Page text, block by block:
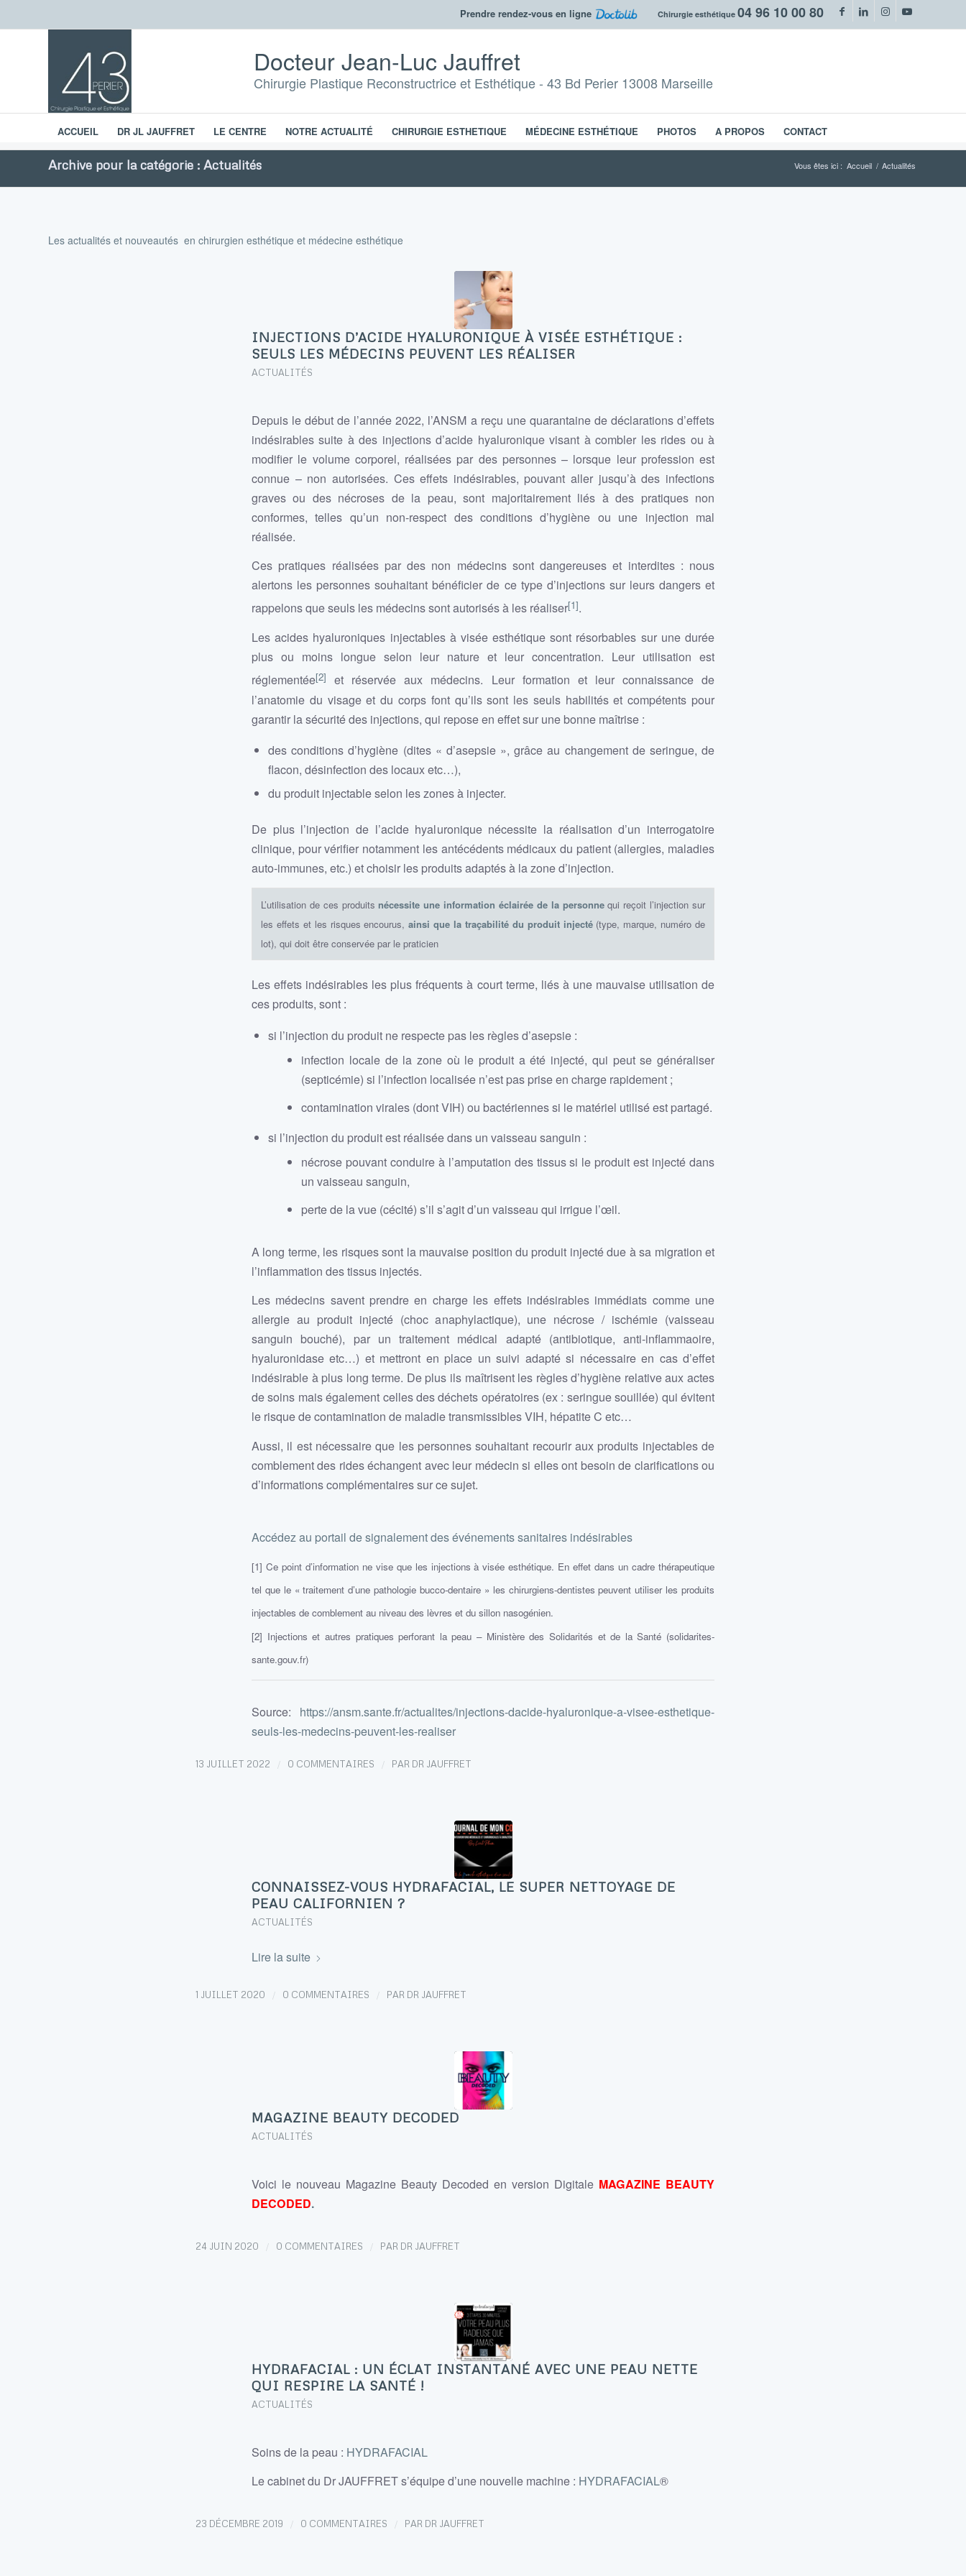
Prendre rendez-vous en ligne Chirurgie esthétique 04 96 10 00 80
Docteur Jean-Luc Jauffret
Chirurgie Plastique Reconstructrice et Esthétique - 43 Bd Perier 13008 Marseille
Chirurgie esthétique
ACCUEIL DR JL JAUFFRET LE CENTRE NOTRE ACTUALITÉ CHIRURGIE ESTHETIQUE MÉDECINE ESTHÉTIQUE PHOTOS A PROPOS CONTACT
Archive pour la catégorie : Actualités Vous êtes ici : Accueil / Actualités
Les actualités et nouveautés en chirurgien esthétique et médecine esthétique
INJECTIONS D’ACIDE HYALURONIQUE À VISÉE ESTHÉTIQUE :
SEULS LES MÉDECINS PEUVENT LES RÉALISER
ACTUALITÉS
Depuis le début de l’année 2022, l’ANSM a reçu une quarantaine de déclarations d’effets
indésirables suite à des injections d’acide hyaluronique visant à combler les rides ou à
modifier le volume corporel, réalisées par des personnes – lorsque leur profession est
connue – non autorisées. Ces effets indésirables, pouvant aller jusqu’à des infections
graves ou des nécroses de la peau, sont majoritairement liés à des pratiques non
conformes, telles qu’un non-respect des conditions d’hygiène ou une injection mal
réalisée.
Ces pratiques réalisées par des non médecins sont dangereuses et interdites : nous
alertons les personnes souhaitant bénéficier de ce type d’injections sur leurs dangers et
rappelons que seuls les médecins sont autorisés à les réaliser[1].
Les acides hyaluroniques injectables à visée esthétique sont résorbables sur une durée
plus ou moins longue selon leur nature et leur concentration. Leur utilisation est
réglementée[2]
et réservée aux médecins. Leur formation et leur connaissance de
l’anatomie du visage et du corps font qu’ils sont les seuls habilités et compétents pour
garantir la sécurité des injections, qui repose en effet sur une bonne maîtrise :
des conditions d’hygiène (dites « d’asepsie », grâce au changement de seringue, de
flacon, désinfection des locaux etc…),
du produit injectable selon les zones à injecter.
De plus l’injection de l’acide hyaluronique nécessite la réalisation d’un interrogatoire
clinique, pour vérifier notamment les antécédents médicaux du patient (allergies, maladies
auto-immunes, etc.) et choisir les produits adaptés à la zone d’injection.
L’utilisation de ces produits nécessite une information éclairée de la personnequi reçoit l’injection sur
les effets et les risques encourus,ainsi que la traçabilité du produit injecté(type, marque, numéro de
lot), qui doit être conservée par le praticien
Les effets indésirables les plus fréquents à court terme, liés à une mauvaise utilisation de
ces produits, sont :
si l’injection du produit ne respecte pas les règles d’asepsie :
infection locale de la zone où le produit a été injecté, qui peut se généraliser
(septicémie) si l’infection localisée n’est pas prise en charge rapidement ;
contamination virales (dont VIH) ou bactériennes si le matériel utilisé est partagé.
si l’injection du produit est réalisée dans un vaisseau sanguin :
nécrose pouvant conduire à l’amputation des tissus si le produit est injecté dans
un vaisseau sanguin,
perte de la vue (cécité) s’il s’agit d’un vaisseau qui irrigue l’œil.
A long terme, les risques sont la mauvaise position du produit injecté due à sa migration et
l’inflammation des tissus injectés.
Les médecins savent prendre en charge les effets indésirables immédiats comme une
allergie au produit injecté (choc anaphylactique), une nécrose / ischémie (vaisseau
sanguin bouché), par un traitement médical adapté (antibiotique, anti-inflammaoire,
hyaluronidase etc…) et mettront en place un suivi adapté si nécessaire en cas d’effet
indésirable à plus long terme. De plus ils maîtrisent les règles d’hygiène relative aux actes
de soins mais également celles des déchets opératoires (ex : seringue souillée) qui évitent
le risque de contamination de maladie transmissibles VIH, hépatite C etc…
Aussi, il est nécessaire que les personnes souhaitant recourir aux produits injectables de
comblement des rides échangent avec leur médecin si elles ont besoin de clarifications ou
d’informations complémentaires sur ce sujet.
Accédez au portail de signalement des événements sanitaires indésirables
[1] Ce point d’information ne vise que les injections à visée esthétique. En effet dans un cadre thérapeutique
tel que le « traitement d’une pathologie bucco-dentaire » les chirurgiens-dentistes peuvent utiliser les produits
injectables de comblement au niveau des lèvres et du sillon nasogénien.
[2] Injections et autres pratiques perforant la peau – Ministère des Solidarités et de la Santé (solidarites-
sante.gouv.fr)
Source: https://ansm.sante.fr/actualites/injections-dacide-hyaluronique-a-visee-esthetique-
seuls-les-medecins-peuvent-les-realiser
13 JUILLET 2022 / 0 COMMENTAIRES / PAR DR JAUFFRET
CONNAISSEZ-VOUS HYDRAFACIAL, LE SUPER NETTOYAGE DE
PEAU CALIFORNIEN ?
ACTUALITÉS
Lire la suite
1 JUILLET 2020 / 0 COMMENTAIRES / PAR DR JAUFFRET
MAGAZINE BEAUTY DECODED
ACTUALITÉS
Voici le nouveau Magazine Beauty Decoded en version Digitale MAGAZINE BEAUTY
DECODED.
24 JUIN 2020 / 0 COMMENTAIRES / PAR DR JAUFFRET
HYDRAFACIAL : UN ÉCLAT INSTANTANÉ AVEC UNE PEAU NETTE
QUI RESPIRE LA SANTÉ !
ACTUALITÉS
Soins de la peau : HYDRAFACIAL
Le cabinet du Dr JAUFFRET s’équipe d’une nouvelle machine : HYDRAFACIAL®
23 DÉCEMBRE 2019 / 0 COMMENTAIRES / PAR DR JAUFFRET